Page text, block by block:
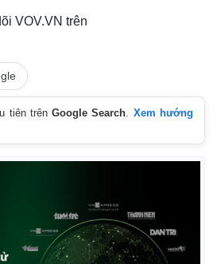
VOV.VN trên
tiên trênGoogle Search. Xem hướng